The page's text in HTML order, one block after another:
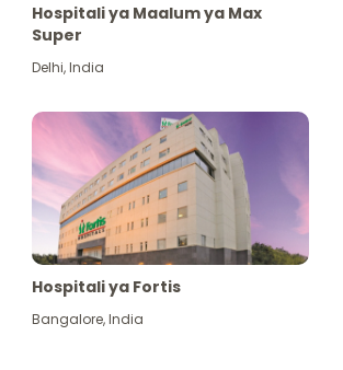
Hospitali ya Maalum ya Max
Super
Delhi,India
Hospitali ya Fortis
Bangalore,India